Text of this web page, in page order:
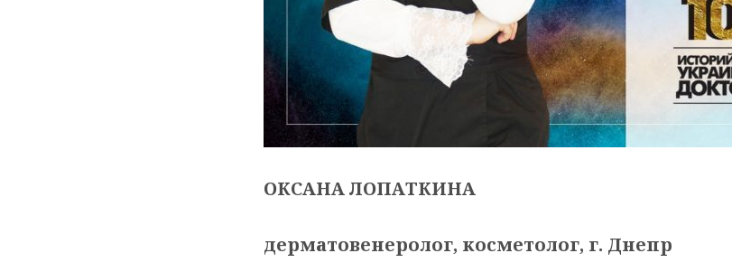
ОКСАНА ЛОПАТКИНА
дерматовенеролог, косметолог, г. Днепр